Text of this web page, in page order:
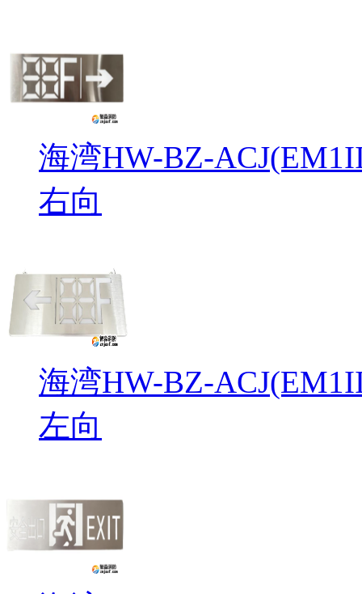
海湾HW-BZ-
右向
海湾HW-BZ-
左向